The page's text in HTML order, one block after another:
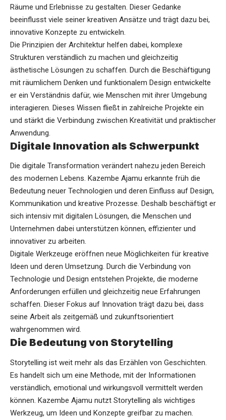
Räume und Erlebnisse zu gestalten. Dieser Gedanke
beeinflusst viele seiner kreativen Ansätze und trägt dazu bei,
innovative Konzepte zu entwickeln.
Die Prinzipien der Architektur helfen dabei, komplexe
Strukturen verständlich zu machen und gleichzeitig
ästhetische Lösungen zu schaffen. Durch die Beschäftigung
mit räumlichem Denken und funktionalem Design entwickelte
er ein Verständnis dafür, wie Menschen mit ihrer Umgebung
interagieren. Dieses Wissen fließt in zahlreiche Projekte ein
und stärkt die Verbindung zwischen Kreativität und praktischer
Anwendung.
Digitale Innovation als Schwerpunkt
Die digitale Transformation verändert nahezu jeden Bereich
des modernen Lebens. Kazembe Ajamu erkannte früh die
Bedeutung neuer Technologien und deren Einfluss auf Design,
Kommunikation und kreative Prozesse. Deshalb beschäftigt er
sich intensiv mit digitalen Lösungen, die Menschen und
Unternehmen dabei unterstützen können, effizienter und
innovativer zu arbeiten.
Digitale Werkzeuge eröffnen neue Möglichkeiten für kreative
Ideen und deren Umsetzung. Durch die Verbindung von
Technologie und Design entstehen Projekte, die moderne
Anforderungen erfüllen und gleichzeitig neue Erfahrungen
schaffen. Dieser Fokus auf Innovation trägt dazu bei, dass
seine Arbeit als zeitgemäß und zukunftsorientiert
wahrgenommen wird.
Die Bedeutung von Storytelling
Storytelling ist weit mehr als das Erzählen von Geschichten.
Es handelt sich um eine Methode, mit der Informationen
verständlich, emotional und wirkungsvoll vermittelt werden
können. Kazembe Ajamu nutzt Storytelling als wichtiges
Werkzeug, um Ideen und Konzepte greifbar zu machen.